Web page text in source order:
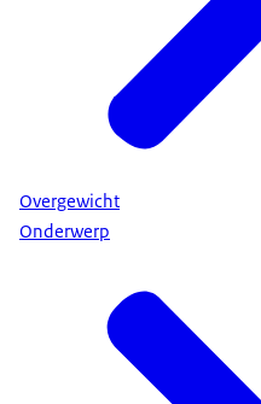
Overgewicht
Onderwerp